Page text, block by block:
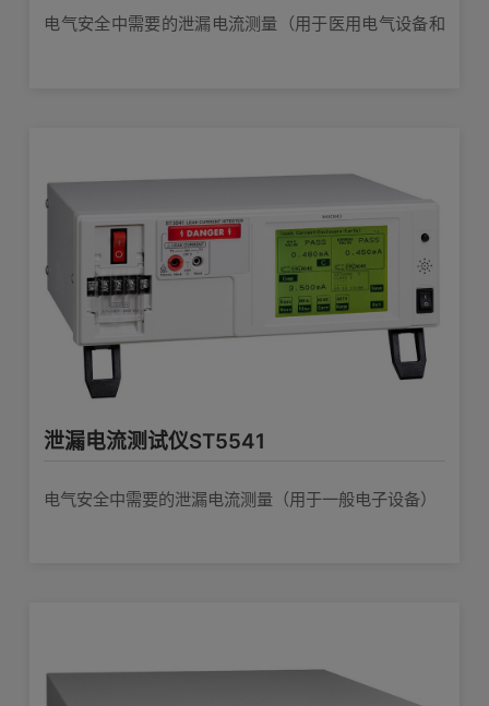
电气安全中需要的泄漏电流测量（用于医用电气设备和
泄漏电流测试仪ST5541
电气安全中需要的泄漏电流测量（用于一般电子设备）